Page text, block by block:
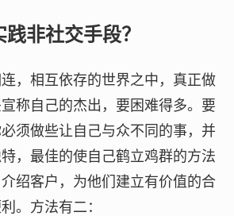
非社交手段？
，相互依存的世界之中，真正做
称自己的杰出，要困难得多。要
须做些让自己与众不同的事，并
，最佳的使自己鹤立鸡群的方法
绍客户，为他们建立有价值的合
。方法有二：